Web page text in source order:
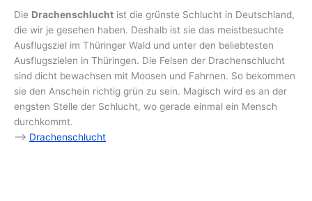
Die Drachenschlucht ist die grünste Schlucht in Deutschland,
die wir je gesehen haben. Deshalb ist sie das meistbesuchte
Ausflugsziel im Thüringer Wald und unter den beliebtesten
Ausflugszielen in Thüringen. Die Felsen der Drachenschlucht
sind dicht bewachsen mit Moosen und Fahrnen. So bekommen
sie den Anschein richtig grün zu sein. Magisch wird es an der
engsten Stelle der Schlucht, wo gerade einmal ein Mensch
durchkommt.
–> Drachenschlucht